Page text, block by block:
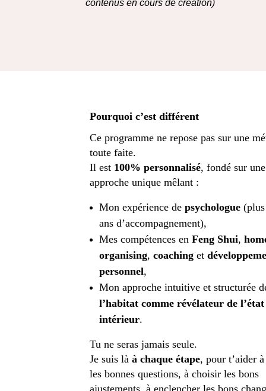
contenus en cours de création)
Pourquoi c’est différent
Ce programme ne repose pas sur une
toute faite.
Il est 100% personnalisé, fondé sur une
approche unique mêlant :
Mon expérience de psychologue
ans d’accompagnement),
Mes compétences en Feng Shui,
organising, coaching et
personnel,
Mon approche intuitive et structurée
l’habitat comme révélateur de l’état
intérieur.
Tu ne seras jamais seule.
Je suis là à chaque étape, pour t’aider
les bonnes questions, à choisir les bons
ajustements, à enclencher les bons